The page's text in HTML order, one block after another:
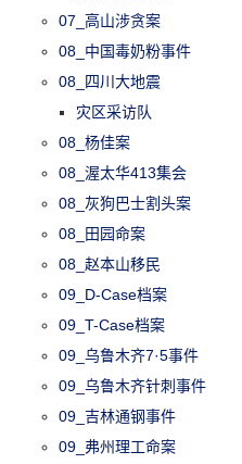
07_高山涉贪案
08_中国毒奶粉事件
08_四川大地震
灾区采访队
08_杨佳案
08_渥太华413集会
08_灰狗巴士割头案
08_田园命案
08_赵本山移民
09_D-Case档案
09_T-Case档案
09_乌鲁木齐7·5事件
09_乌鲁木齐针刺事件
09_吉林通钢事件
09_弗州理工命案